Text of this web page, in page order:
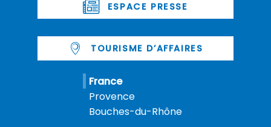
ESPACE PRESSE
TOURISME D’AFFAIRES
France
Provence
Bouches-du-Rhône